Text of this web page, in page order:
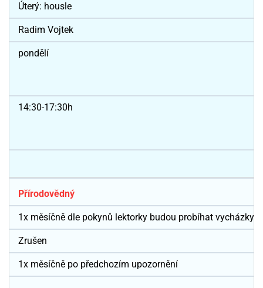
Úterý: housle
Radim Vojtek
pondělí
14:30-17:30h
Přírodovědný
1x měsíčně dle pokynů lektorky budou probíhat
Zrušen
1x měsíčně po předchozím upozornění